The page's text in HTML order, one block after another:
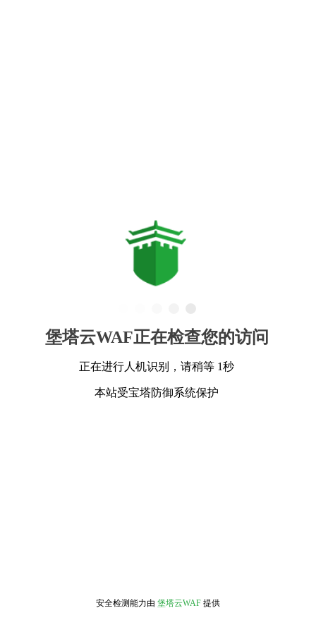
堡塔云WAF正在检查您的访问
正在进行人机识别，请稍等 1秒
本站受宝塔防御系统保护
安全检测能力由 堡塔云WAF 提供